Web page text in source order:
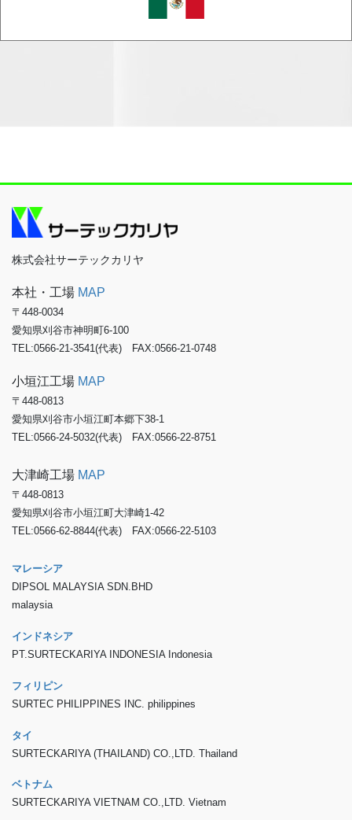
株式会社サーテックカリヤ
本社・工場 MAP
〒448-0034
愛知県刈谷市神明町6-100
TEL:0566-21-3541(代表) FAX:0566-21-0748
小垣江工場 MAP
〒448-0813
愛知県刈谷市小垣江町本郷下38-1
TEL:0566-24-5032(代表) FAX:0566-22-8751
大津崎工場 MAP
〒448-0813
愛知県刈谷市小垣江町大津崎1-42
TEL:0566-62-8844(代表) FAX:0566-22-5103
マレーシア
DIPSOL MALAYSIA SDN.BHD
malaysia
インドネシア
PT.SURTECKARIYA INDONESIA Indonesia
フィリピン
SURTEC PHILIPPINES INC. philippines
タイ
SURTECKARIYA (THAILAND) CO.,LTD. Thailand
ベトナム
SURTECKARIYA VIETNAM CO.,LTD. Vietnam